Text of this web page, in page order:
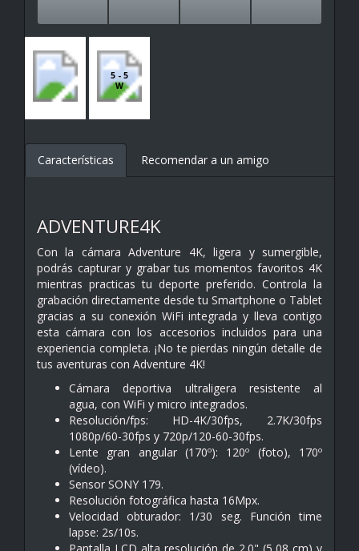
5 - 5
W
Características Recomendar a un amigo
ADVENTURE4K
Con la cámara Adventure 4K, ligera y sumergible,
podrás capturar y grabar tus momentos favoritos 4K
mientras practicas tu deporte preferido. Controla la
grabación directamente desde tu Smartphone o Tablet
gracias a su conexión WiFi integrada y lleva contigo
esta cámara con los accesorios incluidos para una
experiencia completa. ¡No te pierdas ningún detalle de
tus aventuras con Adventure 4K!
Cámara deportiva ultraligera resistente al
agua, con WiFi y micro integrados.
Resolución/fps: HD-4K/30fps, 2.7K/30fps
1080p/60-30fps y 720p/120-60-30fps.
Lente gran angular (170º): 120º (foto), 170º
(vídeo).
Sensor SONY 179.
Resolución fotográfica hasta 16Mpx.
Velocidad obturador: 1/30 seg. Función time
lapse: 2s/10s.
Pantalla LCD alta resolución de 2.0" (5,08 cm) y